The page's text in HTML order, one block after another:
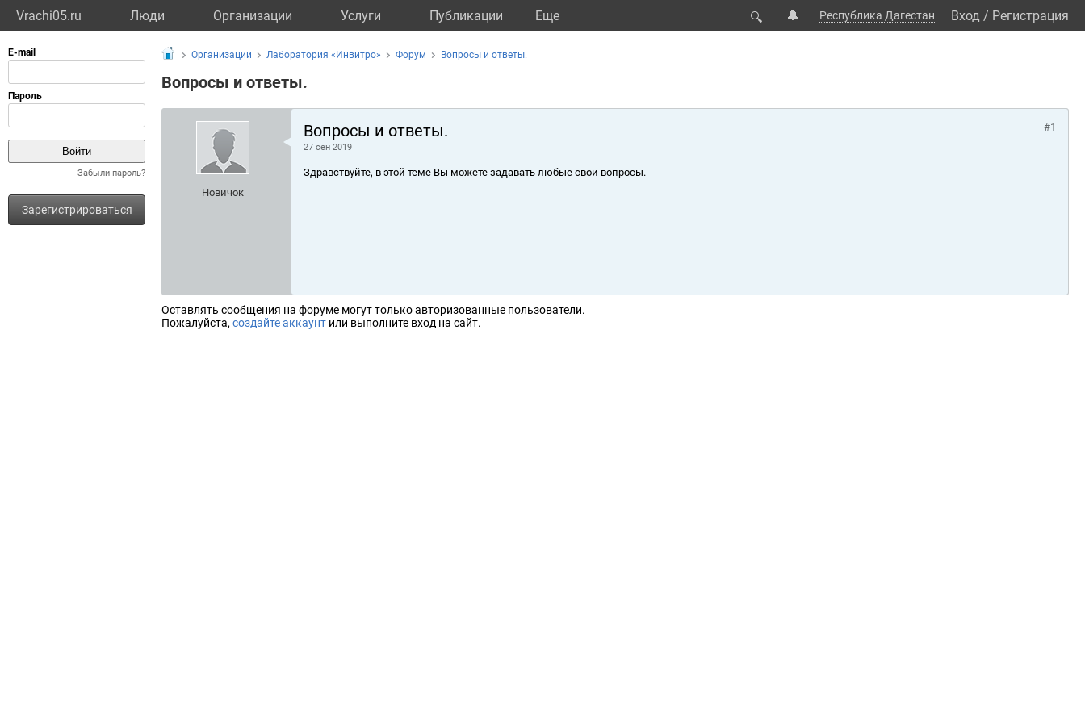
Vrachi05.ru Люди Организации Услуги Публикации Eще 🔍 🔔 Республика Дагестан Вход / Регистрация
Забыли пароль?
Зарегистрироваться
Организации Лаборатория «Инвитро» Форум Вопросы и ответы.
Вопросы и ответы.
Новичок
Вопросы и ответы.
27 сен 2019
#1
Здравствуйте, в этой теме Вы можете задавать любые свои вопросы.
Оставлять сообщения на форуме могут только авторизованные пользователи.
Пожалуйста, создайте аккаунт или выполните вход на сайт.